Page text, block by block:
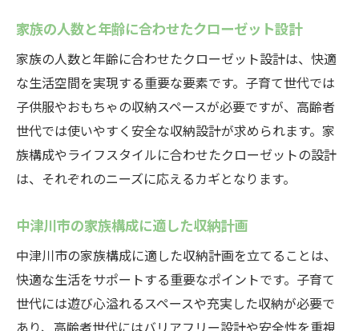
家族の人数と年齢に合わせたクローゼット設計
家族の人数と年齢に合わせたクローゼット設計は、快適
な生活空間を実現する重要な要素です。子育て世代では
子供服やおもちゃの収納スペースが必要ですが、高齢者
世代では使いやすく安全な収納設計が求められます。家
族構成やライフスタイルに合わせたクローゼットの設計
は、それぞれのニーズに応えるカギとなります。
中津川市の家族構成に適した収納計画
中津川市の家族構成に適した収納計画を立てることは、
快適な生活をサポートする重要なポイントです。子育て
世代には遊び心溢れるスペースや充実した収納が必要で
あり、高齢者世代にはバリアフリー設計や安全性を重視